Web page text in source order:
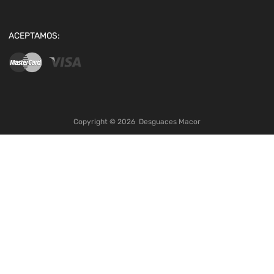
ACEPTAMOS:
Copyright © 2026 Desguaces Macor